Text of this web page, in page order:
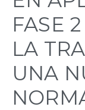
FASE
LA
UNA